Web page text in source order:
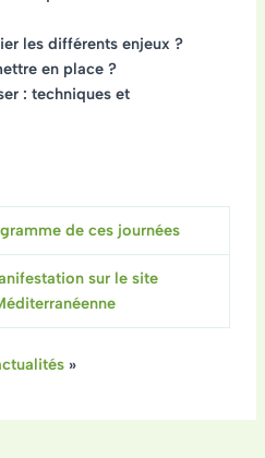
les différents enjeux ?
en place ?
: techniques et
de ces journées
sur le site
»